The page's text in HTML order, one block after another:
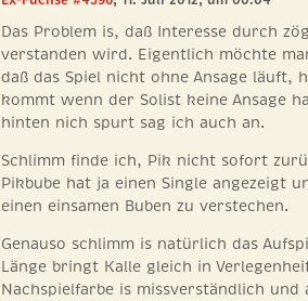
Das Problem is, daß Interesse durch
verstanden wird. Eigentlich möchte
daß das Spiel nicht ohne Ansage läuft,
kommt wenn der Solist keine Ansage
hinten nich spurt sag ich auch an.
Schlimm finde ich, Pik nicht sofort
Pikbube hat ja einen Single angezeigt
einen einsamen Buben zu verstechen.
Genauso schlimm is natürlich das
Länge bringt Kalle gleich in
Nachspielfarbe is missverständlich und